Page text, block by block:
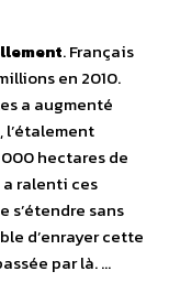
. Français
en 2010.
a augmenté
hectares de
ralenti ces
s’étendre sans
d’enrayer cette
par là. …